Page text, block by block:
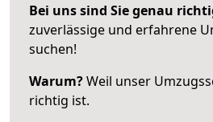
Bei uns sind Sie genau
zuverlässige und erfahrene
suchen!
Warum?Weil unser
richtig ist.